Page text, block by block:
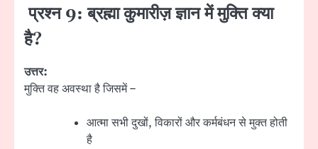
प्रश्न 9: ब्रह्मा कुमारीज़ ज्ञान में मुक्ति क्या
है?
उत्तर:
मुक्ति वह अवस्था है जिसमें –
आत्मा सभी दुखों, विकारों और कर्मबंधन से मुक्त होती
है